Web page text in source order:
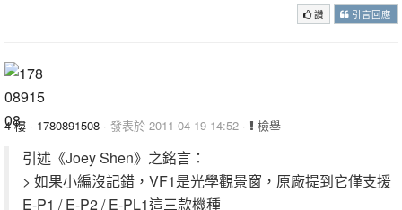
讚 引言回應
4 樓 · 1780891508 · 發表於 2011-04-19 14:52 · 檢舉
引述《Joey Shen》之銘言：
> 如果小編沒記錯，VF1是光學觀景窗，原廠提到它僅支援
E-P1 / E-P2 / E-PL1這三款機種